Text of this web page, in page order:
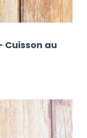
Cuisson au